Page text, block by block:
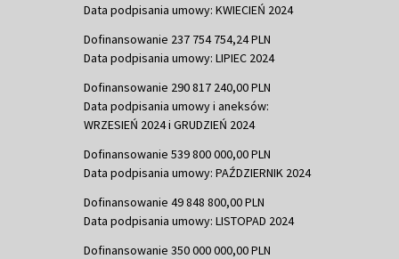
Data podpisania umowy: KWIECIEŃ 2024
Dofinansowanie 237 754 754,24 PLN
Data podpisania umowy: LIPIEC 2024
Dofinansowanie 290 817 240,00 PLN
Data podpisania umowy i aneksów:
WRZESIEŃ 2024 i GRUDZIEŃ 2024
Dofinansowanie 539 800 000,00 PLN
Data podpisania umowy: PAŹDZIERNIK 2024
Dofinansowanie 49 848 800,00 PLN
Data podpisania umowy: LISTOPAD 2024
Dofinansowanie 350 000 000,00 PLN